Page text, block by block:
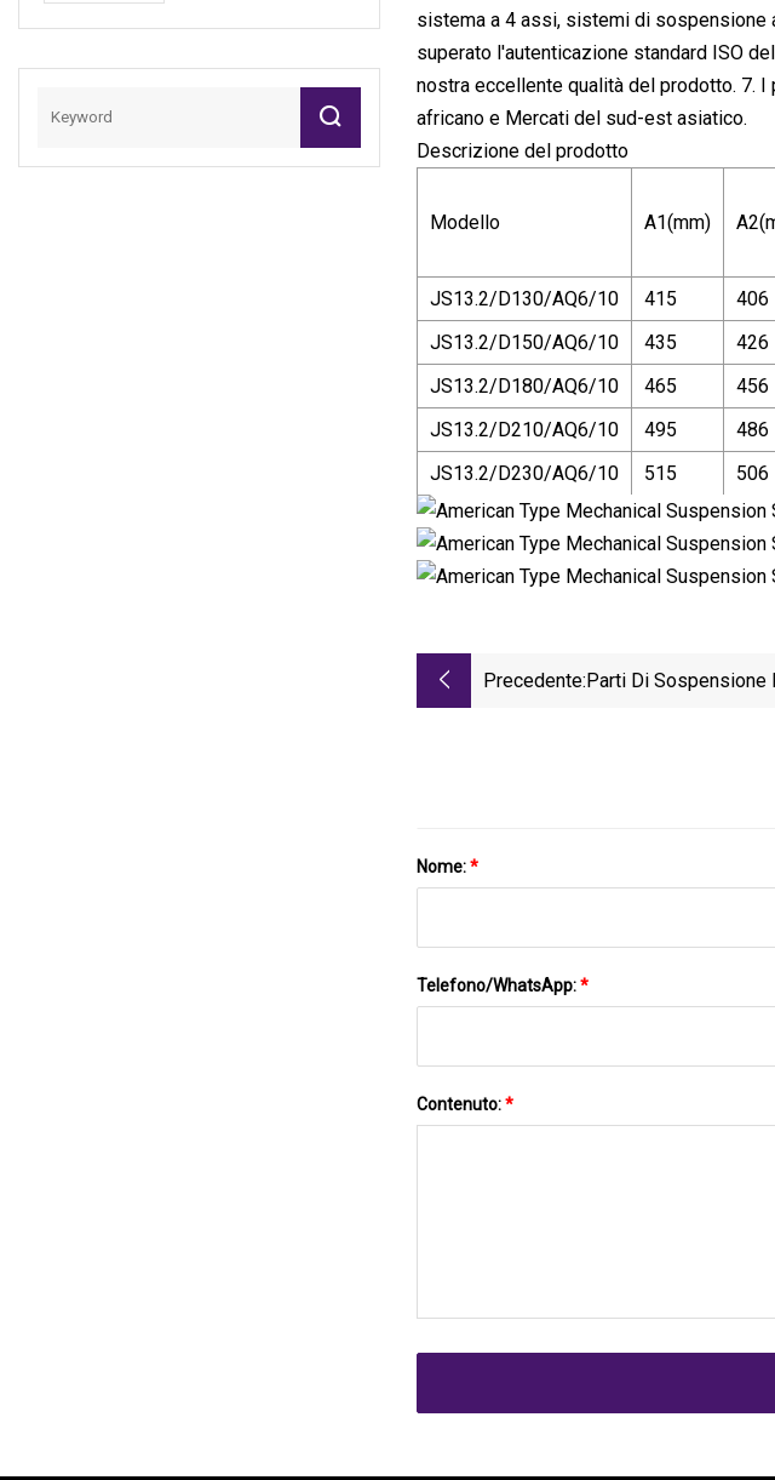
Ricambio Di OE
Elevato Del Benz
sistema a 4 assi, sistemi di sospensione
superato l'autenticazione standard ISO
nostra eccellente qualità del prodotto. 7. I
africano e Mercati del sud-est asiatico.
Descrizione del prodotto
Modello A1(mm)
JS13.2/D130/AQ6/10
415 406
JS13.2/D150/AQ6/10
435 426
JS13.2/D180/AQ6/10
465 456
JS13.2/D210/AQ6/10
495 486
JS13.2/D230/AQ6/10
515 506
Precedente:Parti Di Sospensione
Nome:*
Telefono/WhatsApp:*
Contenuto:*